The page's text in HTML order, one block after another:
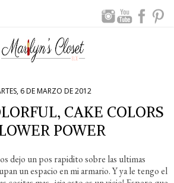
6 DE MARZO DE 2012
CAKE COLORS
POWER
dejo un pos rapidito sobre las ultimas
un espacio en mi armario. Y ya le tengo el